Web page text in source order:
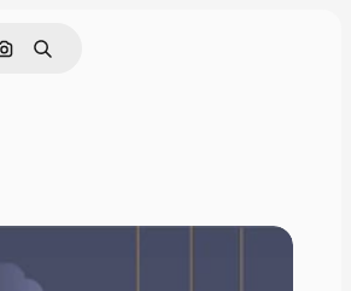
Поиск по изображению
Поиск